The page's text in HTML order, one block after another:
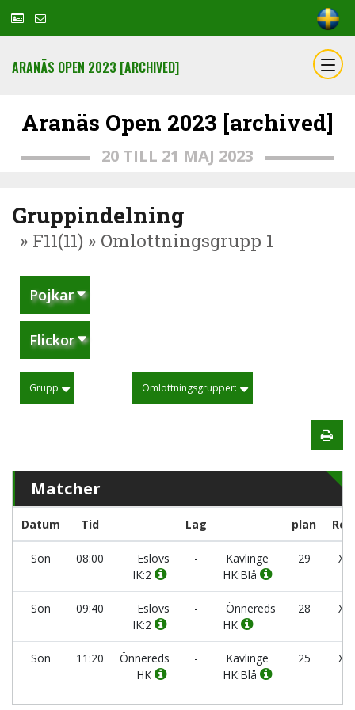
ARANÄS OPEN 2023 [ARCHIVED]
Aranäs Open 2023 [archived]
20 TILL 21 MAJ 2023
Gruppindelning
» F11(11) » Omlottningsgrupp 1
Pojkar
Flickor
Grupp Omlottningsgrupper:
Matcher
Datum Tid Lag plan
Sön 08:00
Eslövs
IK:2
-
Kävlinge
HK:Blå
29 X
Sön 09:40
Eslövs
IK:2
-
Önnereds
HK
28 X
Sön 11:20
Önnereds
HK
-
Kävlinge
HK:Blå
25 X